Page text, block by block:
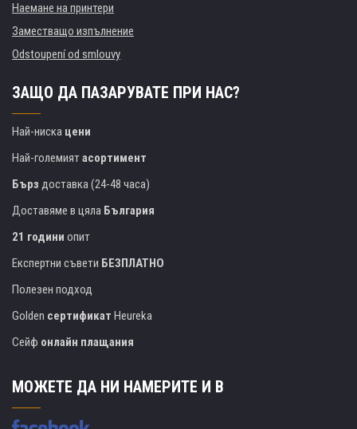
Наемане на принтери
Заместващо изпълнение
Odstoupení od smlouvy
ЗАЩО ДА ПАЗАРУВАТЕ ПРИ НАС?
Най-ниска цени
Най-големиятасортимент
Бърз доставка (24-48 часа)
Доставяме в цяла България
21 години опит
Експертни съвети БЕЗПЛАТНО
Полезен подход
Golden сертификат Heureka
Сейф онлайн плащания
МОЖЕТЕ ДА НИ НАМЕРИТЕ И В